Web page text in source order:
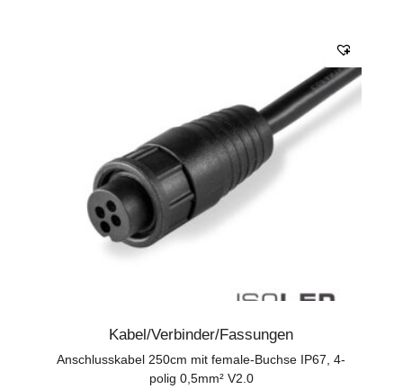
Kabel/Verbinder/Fassungen
Anschlusskabel 250cm mit female-Buchse IP67, 4-
polig 0,5mm² V2.0